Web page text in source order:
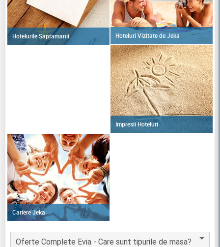
Hotelurile Saptamanii Hoteluri Vizitate de Jeka
Impresii Hoteluri
Cariere Jeka
Oferte Complete Evia - Care sunt tipurile de masa?